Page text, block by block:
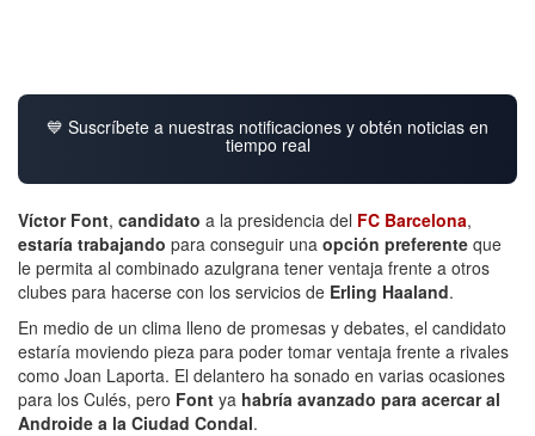
💙 Suscríbete a nuestras notificaciones y obtén noticias en
tiempo real
Víctor Font, candidato a la presidencia del FC Barcelona,
estaría trabajando para conseguir una opción preferente que
le permita al combinado azulgrana tener ventaja frente a otros
clubes para hacerse con los servicios de Erling Haaland.
En medio de un clima lleno de promesas y debates, el candidato
estaría moviendo pieza para poder tomar ventaja frente a rivales
como Joan Laporta. El delantero ha sonado en varias ocasiones
para los Culés, pero Font ya habría avanzado para acercar al
Androide a la Ciudad Condal.